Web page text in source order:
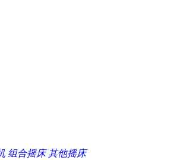
组合摇床 其他摇床